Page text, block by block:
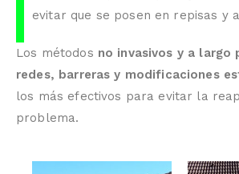
evitar que se posen en repisas y
Los métodos no invasivos y a largo
redes, barreras y modificaciones
los más efectivos para evitar la
problema.